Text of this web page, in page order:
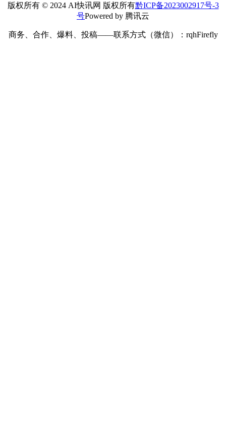
版权所有 © 2024 AI快讯网 版权所有黔ICP备2023002917号-3
号Powered by 腾讯云
商务、合作、爆料、投稿——联系方式（微信）：rqhFirefly